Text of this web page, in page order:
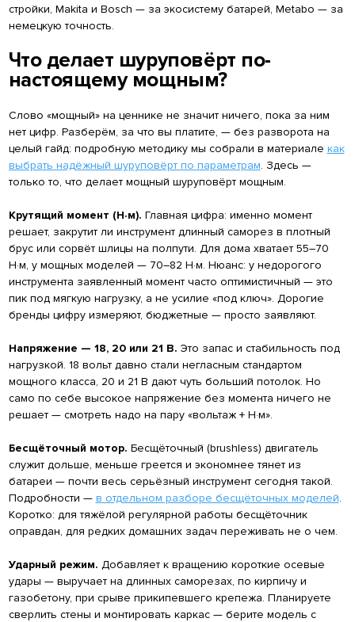
стройки, Makita и Bosch — за экосистему батарей, Metabo — за
немецкую точность.
Что делает шуруповёрт по-
настоящему мощным?
Слово «мощный» на ценнике не значит ничего, пока за ним
нет цифр. Разберём, за что вы платите, — без разворота на
целый гайд: подробную методику мы собрали в материале как
выбрать надёжный шуруповёрт по параметрам. Здесь —
только то, что делает мощный шуруповёрт мощным.
Крутящий момент (Н·м). Главная цифра: именно момент
решает, закрутит ли инструмент длинный саморез в плотный
брус или сорвёт шлицы на полпути. Для дома хватает 55–70
Н·м, у мощных моделей — 70–82 Н·м. Нюанс: у недорогого
инструмента заявленный момент часто оптимистичный — это
пик под мягкую нагрузку, а не усилие «под ключ». Дорогие
бренды цифру измеряют, бюджетные — просто заявляют.
Напряжение — 18, 20 или 21 В. Это запас и стабильность под
нагрузкой. 18 вольт давно стали негласным стандартом
мощного класса, 20 и 21 В дают чуть больший потолок. Но
само по себе высокое напряжение без момента ничего не
решает — смотреть надо на пару «вольтаж + Н·м».
Бесщёточный мотор. Бесщёточный (brushless) двигатель
служит дольше, меньше греется и экономнее тянет из
батареи — почти весь серьёзный инструмент сегодня такой.
Подробности — в отдельном разборе бесщёточных моделей.
Коротко: для тяжёлой регулярной работы бесщёточник
оправдан, для редких домашних задач переживать не о чем.
Ударный режим. Добавляет к вращению короткие осевые
удары — выручает на длинных саморезах, по кирпичу и
газобетону, при срыве прикипевшего крепежа. Планируете
сверлить стены и монтировать каркас — берите модель с